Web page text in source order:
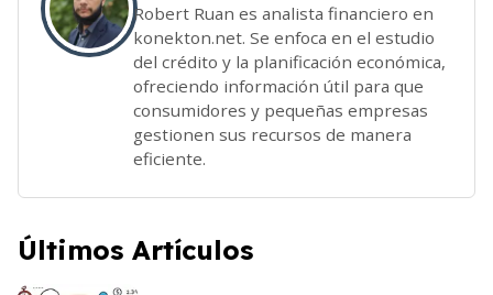
Robert Ruan es analista financiero en
konekton.net. Se enfoca en el estudio
del crédito y la planificación económica,
ofreciendo información útil para que
consumidores y pequeñas empresas
gestionen sus recursos de manera
eficiente.
Últimos Artículos